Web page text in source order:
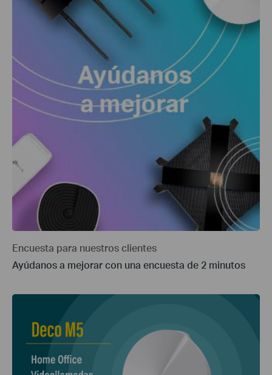
Encuesta para nuestros clientes
Ayúdanos a mejorar con una encuesta de 2 minutos